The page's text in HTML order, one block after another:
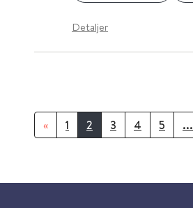
Detaljer
« 1 2 3 4 5 ...